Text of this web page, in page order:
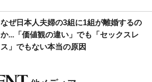
なぜ日本人夫婦の3組に1組が離婚するの
か...「価値観の違い」でも「セックスレ
ス」でもない本当の原因